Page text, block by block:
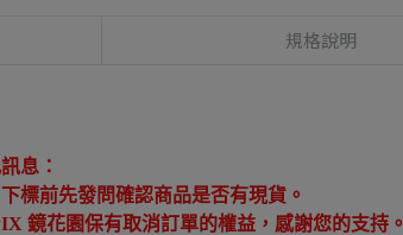
規格說明
息：
標前先發問確認商品是否有現貨。
鏡花園保有取消訂單的權益，感謝您的支持。